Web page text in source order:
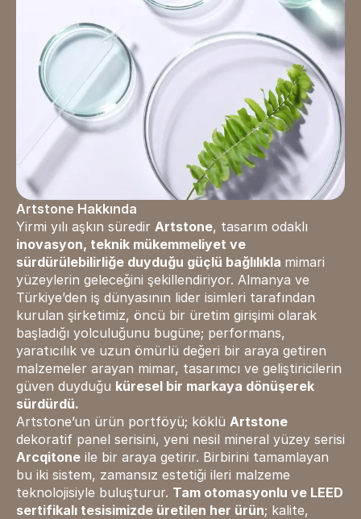
Artstone Hakkında
Yirmi yılı aşkın süredir Artstone, tasarım odaklı
inovasyon, teknik mükemmeliyet ve
sürdürülebilirliğe duyduğu güçlü bağlılıkla mimari
yüzeylerin geleceğini şekillendiriyor. Almanya ve
Türkiye’den iş dünyasının lider isimleri tarafından
kurulan şirketimiz, öncü bir üretim girişimi olarak
başladığı yolculuğunu bugüne; performans,
yaratıcılık ve uzun ömürlü değeri bir araya getiren
malzemeler arayan mimar, tasarımcı ve geliştiricilerin
güven duyduğu küresel bir markaya dönüşerek
sürdürdü.
Artstone’un ürün portföyü; köklü Artstone
dekoratif panel serisini, yeni nesil mineral yüzey serisi
Arcqitone ile bir araya getirir. Birbirini tamamlayan
bu iki sistem, zamansız estetiği ileri malzeme
teknolojisiyle buluşturur. Tam otomasyonlu ve LEED
sertifikalı tesisimizde üretilen her ürün; kalite,